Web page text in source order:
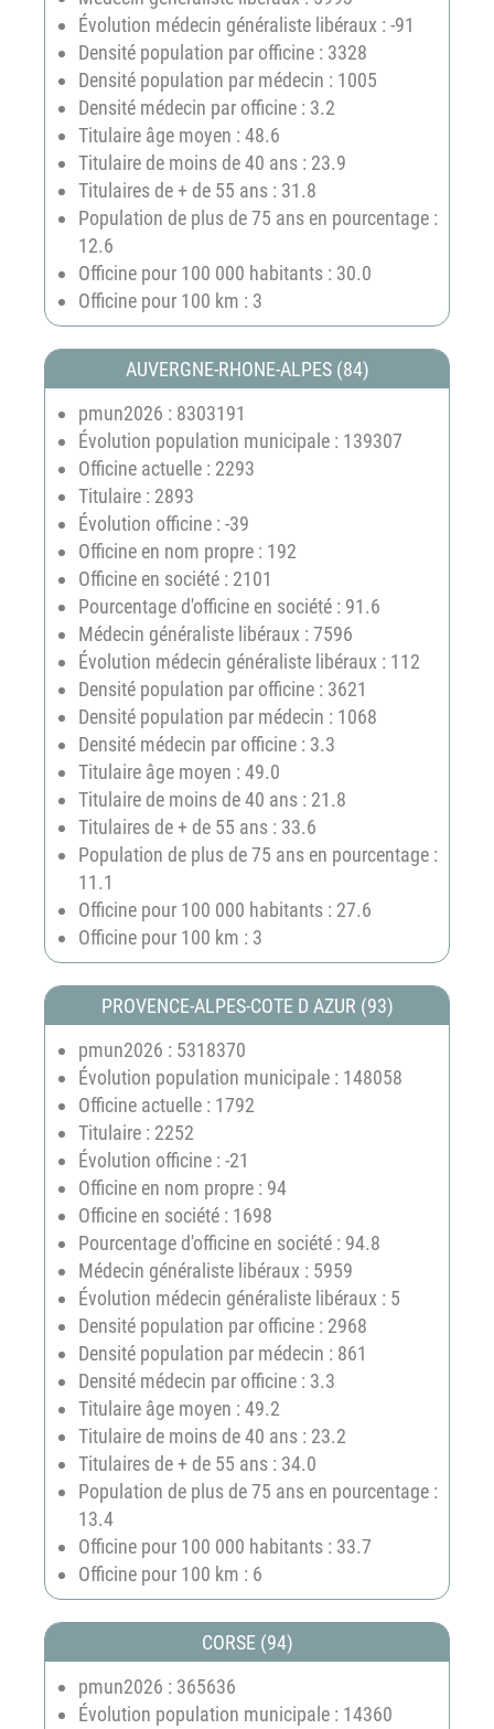
Évolution médecin généraliste libéraux : -91
Densité population par officine : 3328
Densité population par médecin : 1005
Densité médecin par officine : 3.2
Titulaire âge moyen : 48.6
Titulaire de moins de 40 ans : 23.9
Titulaires de + de 55 ans : 31.8
Population de plus de 75 ans en pourcentage :
12.6
Officine pour 100 000 habitants : 30.0
Officine pour 100 km : 3
AUVERGNE-RHONE-ALPES (84)
pmun2026 : 8303191
Évolution population municipale : 139307
Officine actuelle : 2293
Titulaire : 2893
Évolution officine : -39
Officine en nom propre : 192
Officine en société : 2101
Pourcentage d'officine en société : 91.6
Médecin généraliste libéraux : 7596
Évolution médecin généraliste libéraux : 112
Densité population par officine : 3621
Densité population par médecin : 1068
Densité médecin par officine : 3.3
Titulaire âge moyen : 49.0
Titulaire de moins de 40 ans : 21.8
Titulaires de + de 55 ans : 33.6
Population de plus de 75 ans en pourcentage :
11.1
Officine pour 100 000 habitants : 27.6
Officine pour 100 km : 3
PROVENCE-ALPES-COTE D AZUR (93)
pmun2026 : 5318370
Évolution population municipale : 148058
Officine actuelle : 1792
Titulaire : 2252
Évolution officine : -21
Officine en nom propre : 94
Officine en société : 1698
Pourcentage d'officine en société : 94.8
Médecin généraliste libéraux : 5959
Évolution médecin généraliste libéraux : 5
Densité population par officine : 2968
Densité population par médecin : 861
Densité médecin par officine : 3.3
Titulaire âge moyen : 49.2
Titulaire de moins de 40 ans : 23.2
Titulaires de + de 55 ans : 34.0
Population de plus de 75 ans en pourcentage :
13.4
Officine pour 100 000 habitants : 33.7
Officine pour 100 km : 6
CORSE (94)
pmun2026 : 365636
Évolution population municipale : 14360